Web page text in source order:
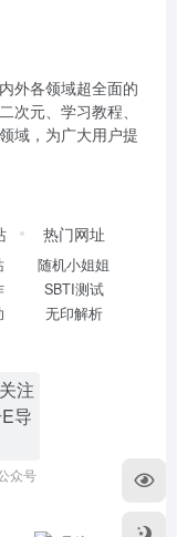
外各领域超全面的
次元、学习教程、
域，为广大用户提
热门网址
随机小姐姐
SBTI测试
无印解析
众号